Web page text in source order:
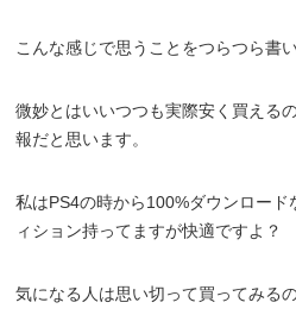
こんな感じで思うことをつらつら書
微妙とはいいつつも実際安く買える
報だと思います。
私はPS4の時から100%ダウンロー
ィション持ってますが快適ですよ？
気になる人は思い切って買ってみる